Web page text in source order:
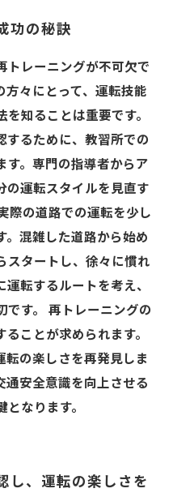
功の秘訣
トレーニングが不可欠で
方々にとって、運転技能
知ることは重要です。
するために、教習所での
す。専門の指導者からア
の運転スタイルを見直す
際の道路での運転を少し
。混雑した道路から始め
スタートし、徐々に慣れ
転するルートを考え、
です。 再トレーニングの
ことが求められます。
転の楽しさを再発見しま
通安全意識を向上させる
なります。
し、運転の楽しさを